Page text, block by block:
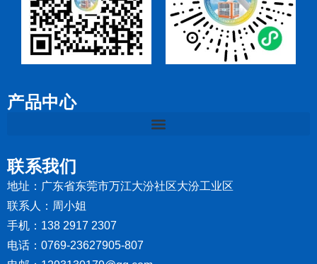
产品中心
联系我们
地址：广东省东莞市万江大汾社区大汾工业区
联系人：周小姐
手机：138 2917 2307
电话：0769-23627905-807